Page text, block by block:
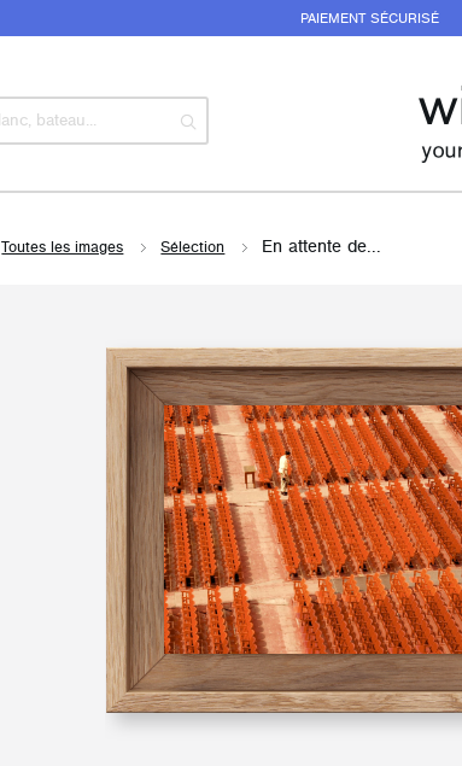
PAIEMENT SÉCURISÉ
Toutes les images Sélection En attente de...